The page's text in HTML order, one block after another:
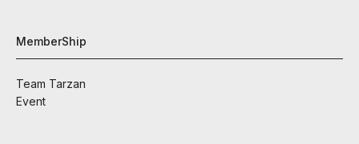
MemberShip
Team Tarzan
Event